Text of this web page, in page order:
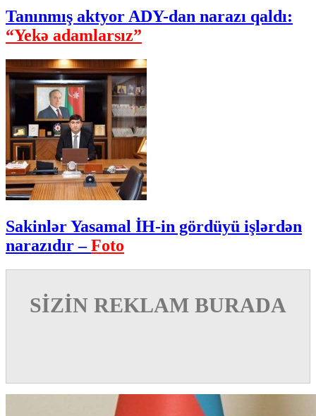
Tanınmış aktyor ADY-dan narazı qaldı:
“Yekə adamlarsız”
Sakinlər Yasamal İH-in gördüyü işlərdən
narazıdır –Foto
SİZİN REKLAM BURADA